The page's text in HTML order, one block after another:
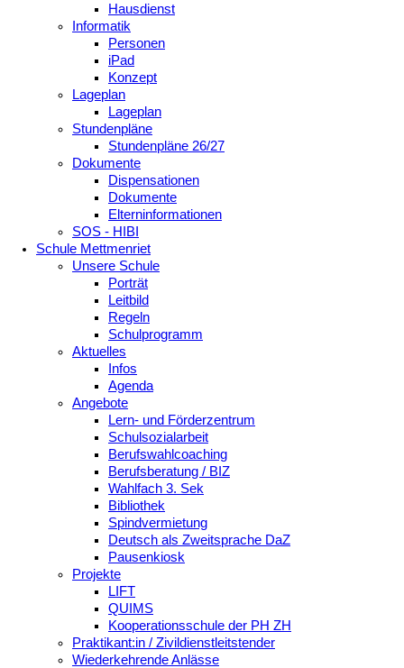
Hausdienst
Informatik
Personen
iPad
Konzept
Lageplan
Lageplan
Stundenpläne
Stundenpläne 26/27
Dokumente
Dispensationen
Dokumente
Elterninformationen
SOS - HIBI
Schule Mettmenriet
Unsere Schule
Porträt
Leitbild
Regeln
Schulprogramm
Aktuelles
Infos
Agenda
Angebote
Lern- und Förderzentrum
Schulsozialarbeit
Berufswahlcoaching
Berufsberatung / BIZ
Wahlfach 3. Sek
Bibliothek
Spindvermietung
Deutsch als Zweitsprache DaZ
Pausenkiosk
Projekte
LIFT
QUIMS
Kooperationsschule der PH ZH
Praktikant:in / Zivildienstleitstender
Wiederkehrende Anlässe